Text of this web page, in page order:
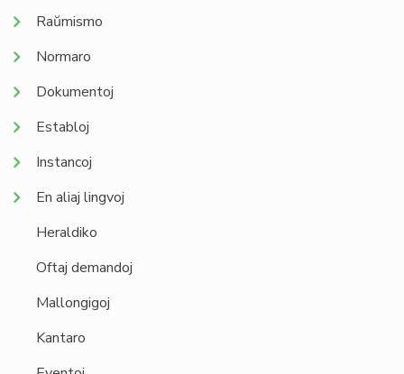
Raŭmismo
Normaro
Dokumentoj
Establoj
Instancoj
En aliaj lingvoj
Heraldiko
Oftaj demandoj
Mallongigoj
Kantaro